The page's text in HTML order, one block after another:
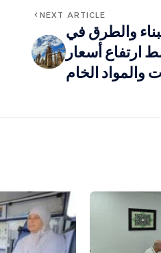
NEXT ARTICLE
والطرق في
ارتفاع أسعار
والمواد الخام